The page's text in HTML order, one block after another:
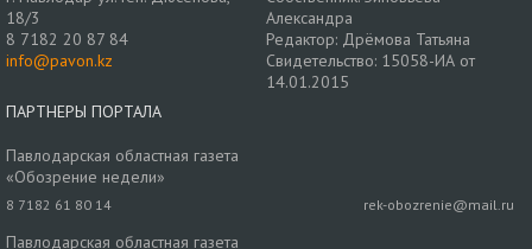
18/3
8 7182 20 87 84
info@pavon.kz
Александра
Редактор: Дрёмова Татьяна
Свидетельство: 15058-ИА от
14.01.2015
ПАРТНЕРЫ ПОРТАЛА
Павлодарская областная газета
«Обозрение недели»
8 7182 61 80 14 rek-obozrenie@mail.ru
Павлодарская областная газета